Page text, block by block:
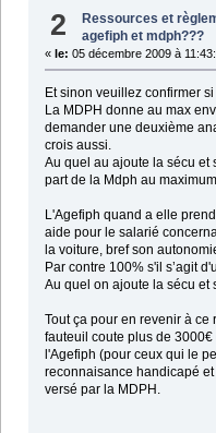
2 Ressources et
agefiph et mdph???
« le: 05 décembre 2009 à
Et sinon veuillez confirmer
La MDPH donne au max
demander une deuxième
crois aussi.
Au quel au ajoute la sécu et
part de la Mdph au
L'Agefiph quand a elle
aide pour le salarié
la voiture, bref son
Par contre 100% s'il s’agit
Au quel on ajoute la sécu et
Tout ça pour en revenir à ce
fauteuil coute plus de
l'Agefiph (pour ceux qui le
reconnaisance handicapé
versé par la MDPH.